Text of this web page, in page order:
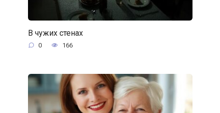
В чужих стенах
0 166